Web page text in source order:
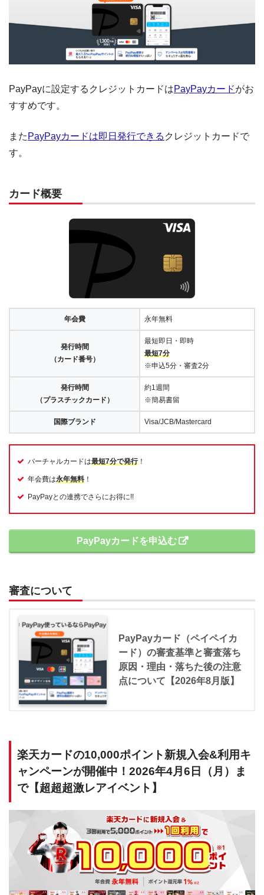
PayPayに設定するクレジットカードはPayPayカードがお
すすめです。
また PayPayカードは即日発行できる クレジットカードで
す。
カード概要
年会費 永年無料
発行時間
（カード番号）
最短即日・即時
最短7分
※申込5分・審査2分
発行時間
（プラスチックカード）
約1週間
※簡易書留
国際ブランド Visa/JCB/Mastercard
バーチャルカードは最短7分で発行！
年会費は永年無料 ！
PayPayとの連携でさらにお得に!!
PayPayカードを申込む
審査について
PayPayカード（ペイペイカ
ード）の審査基準と審査落ち
原因・理由・落ちた後の注意
点について【2026年8月版】
楽天カードの10,000ポイント新規入会&利用キ
ャンペーンが開催中！2026年4月6日（月）ま
で【超超超激レアイベント】